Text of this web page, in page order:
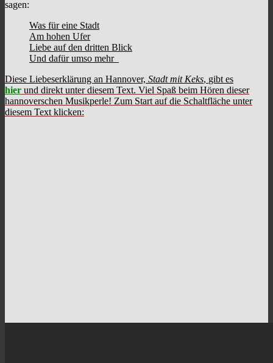
sagen:
Was für eine Stadt
Am hohen Ufer
Liebe auf den dritten Blick
Und dafür umso mehr
Diese Liebeserklärung an Hannover, Stadt mit Keks, gibt es
hier und direkt unter diesem Text. Viel Spaß beim Hören dieser
hannoverschen Musikperle! Zum Start auf die Schaltfläche unter
diesem Text klicken: